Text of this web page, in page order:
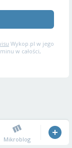
Wykop.pl w jego
w całości,
Mikroblog